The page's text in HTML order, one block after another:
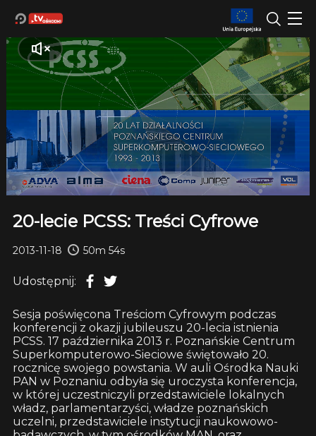
20-lecie PCSS: Treści Cyfrowe
2013-11-18 50m 54s
Udostępnij:
Sesja poświęcona Treściom Cyfrowym podczas
konferencji z okazji jubileuszu 20-lecia istnienia
PCSS. 17 października 2013 r. Poznańskie Centrum
Superkomputerowo-Sieciowe świętowało 20.
rocznicę swojego powstania. W auli Ośrodka Nauki
PAN w Poznaniu odbyła się uroczysta konferencja,
w której uczestniczyli przedstawiciele lokalnych
władz, parlamentarzyści, władze poznańskich
uczelni, przedstawiciele instytucji naukowowo-